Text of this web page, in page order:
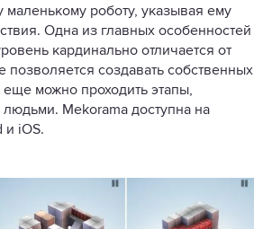
роботу, указывая ему
Одна из главных особенностей
кардинально отличается от
создавать собственных
можно проходить этапы,
Mekorama доступна на
и iOS.